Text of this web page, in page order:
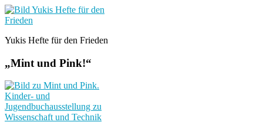
Yukis Hefte für den Frieden
„Mint und Pink!“